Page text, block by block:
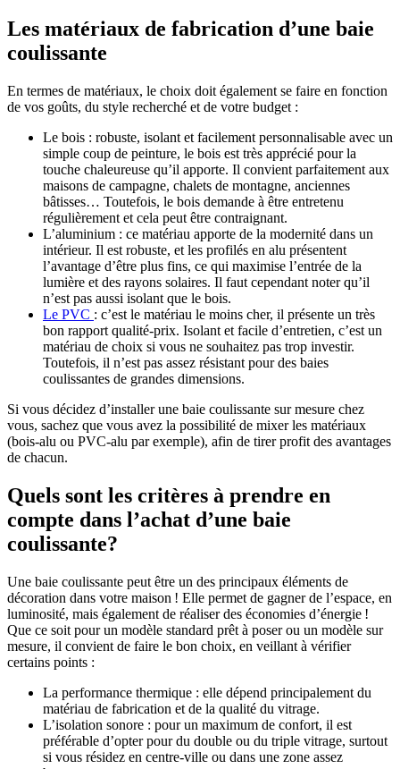
Les matériaux de fabrication d’une baie
coulissante
En termes de matériaux, le choix doit également se faire en fonction
de vos goûts, du style recherché et de votre budget :
Le bois : robuste, isolant et facilement personnalisable avec un
simple coup de peinture, le bois est très apprécié pour la
touche chaleureuse qu’il apporte. Il convient parfaitement aux
maisons de campagne, chalets de montagne, anciennes
bâtisses… Toutefois, le bois demande à être entretenu
régulièrement et cela peut être contraignant.
L’aluminium : ce matériau apporte de la modernité dans un
intérieur. Il est robuste, et les profilés en alu présentent
l’avantage d’être plus fins, ce qui maximise l’entrée de la
lumière et des rayons solaires. Il faut cependant noter qu’il
n’est pas aussi isolant que le bois.
Le PVC : c’est le matériau le moins cher, il présente un très
bon rapport qualité-prix. Isolant et facile d’entretien, c’est un
matériau de choix si vous ne souhaitez pas trop investir.
Toutefois, il n’est pas assez résistant pour des baies
coulissantes de grandes dimensions.
Si vous décidez d’installer une baie coulissante sur mesure chez
vous, sachez que vous avez la possibilité de mixer les matériaux
(bois-alu ou PVC-alu par exemple), afin de tirer profit des avantages
de chacun.
Quels sont les critères à prendre en
compte dans l’achat d’une baie
coulissante?
Une baie coulissante peut être un des principaux éléments de
décoration dans votre maison ! Elle permet de gagner de l’espace, en
luminosité, mais également de réaliser des économies d’énergie !
Que ce soit pour un modèle standard prêt à poser ou un modèle sur
mesure, il convient de faire le bon choix, en veillant à vérifier
certains points :
La performance thermique : elle dépend principalement du
matériau de fabrication et de la qualité du vitrage.
L’isolation sonore : pour un maximum de confort, il est
préférable d’opter pour du double ou du triple vitrage, surtout
si vous résidez en centre-ville ou dans une zone assez